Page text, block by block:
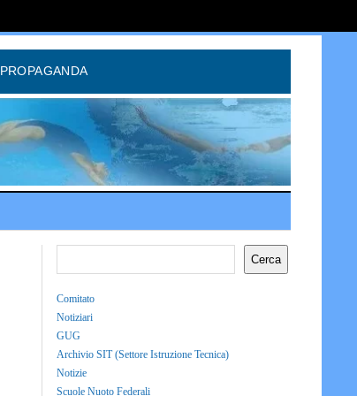
PROPAGANDA
Cerca
Comitato
Notiziari
GUG
Archivio SIT (Settore Istruzione Tecnica)
Notizie
Scuole Nuoto Federali